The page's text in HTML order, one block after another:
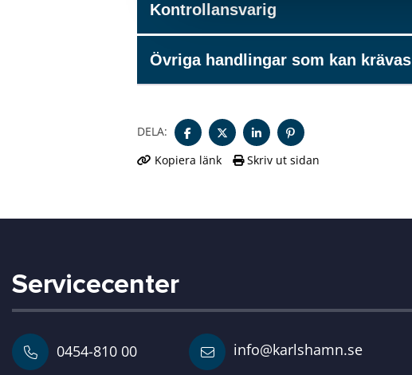
a
l
Kontrollansvarig
Övriga handlingar som kan krävas
DELA:
Kopiera länk
Skriv ut sidan
Servicecenter
0454-810 00 info@karlshamn.se